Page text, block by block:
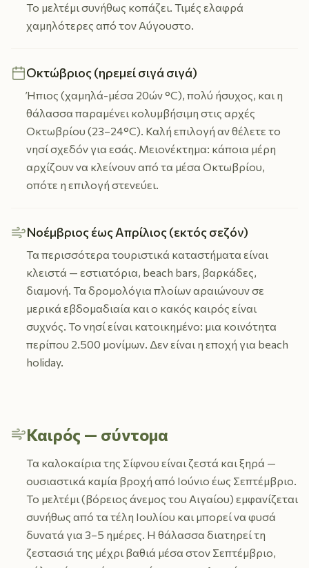
Το μελτέμι συνήθως κοπάζει. Τιμές ελαφρά
χαμηλότερες από τον Αύγουστο.
Οκτώβριος (ηρεμεί σιγά σιγά)
Ήπιος (χαμηλά-μέσα 20ών °C), πολύ ήσυχος, και η
θάλασσα παραμένει κολυμβήσιμη στις αρχές
Οκτωβρίου (23–24°C). Καλή επιλογή αν θέλετε το
νησί σχεδόν για εσάς. Μειονέκτημα: κάποια μέρη
αρχίζουν να κλείνουν από τα μέσα Οκτωβρίου,
οπότε η επιλογή στενεύει.
Νοέμβριος έως Απρίλιος (εκτός σεζόν)
Τα περισσότερα τουριστικά καταστήματα είναι
κλειστά — εστιατόρια, beach bars, βαρκάδες,
διαμονή. Τα δρομολόγια πλοίων αραιώνουν σε
μερικά εβδομαδιαία και ο κακός καιρός είναι
συχνός. Το νησί είναι κατοικημένο: μια κοινότητα
περίπου 2.500 μονίμων. Δεν είναι η εποχή για beach
holiday.
Καιρός — σύντομα
Τα καλοκαίρια της Σίφνου είναι ζεστά και ξηρά —
ουσιαστικά καμία βροχή από Ιούνιο έως Σεπτέμβριο.
Το μελτέμι (βόρειος άνεμος του Αιγαίου) εμφανίζεται
συνήθως από τα τέλη Ιουλίου και μπορεί να φυσά
δυνατά για 3–5 ημέρες. Η θάλασσα διατηρεί τη
ζεστασιά της μέχρι βαθιά μέσα στον Σεπτέμβριο,